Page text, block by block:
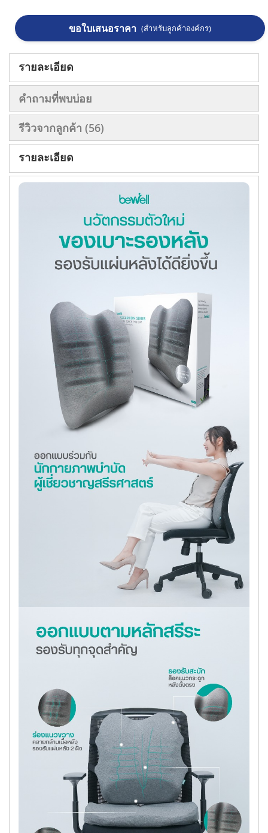
ขอใบเสนอราคา (สำหรับลูกค้าองค์กร)
รายละเอียด
คำถามที่พบบ่อย
รีวิวจากลูกค้า 56
รายละเอียด